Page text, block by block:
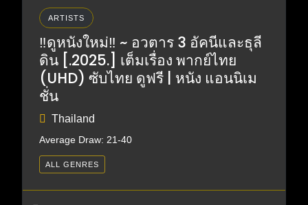
ARTISTS
‼️ดูหนังใหม่‼️ ~ อวตาร 3 อัคนีและธุลี
ดิน [.2025.] เต็มเรื่อง พากย์ไทย
(UHD) ซับไทย ดูฟรี | หนัง แอนนิเม
ชั่น
Thailand
Average Draw: 21-40
ALL GENRES